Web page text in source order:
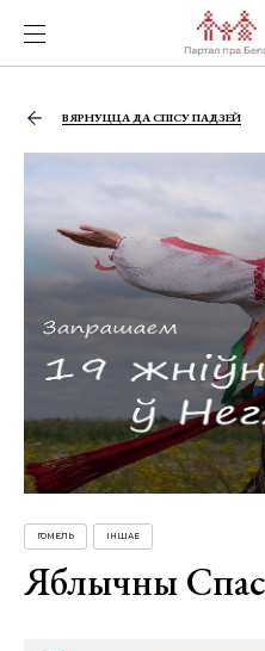
ВЯРНУЦЦА ДА СПІСУ ПАДЗЕЙ
ГОМЕЛЬ ІНШАЕ
Яблычны